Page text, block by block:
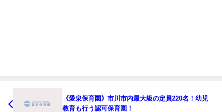
《愛泉保育園》市川市内最大級の定員220名！幼児
教育も行う認可保育園！